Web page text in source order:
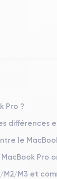
Pro ?
différences
le
Pro
M2/M3 et